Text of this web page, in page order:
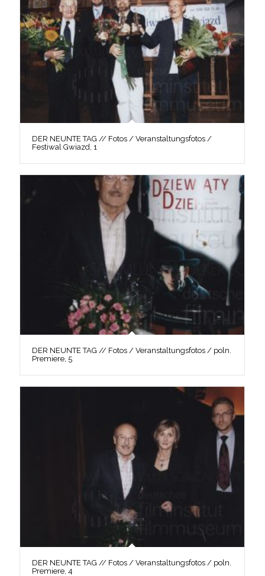
DER NEUNTE TAG // Fotos / Veranstaltungsfotos /
Festiwal Gwiazd, 1
DER NEUNTE TAG // Fotos / Veranstaltungsfotos / poln.
Premiere, 5
DER NEUNTE TAG // Fotos / Veranstaltungsfotos / poln.
Premiere, 4